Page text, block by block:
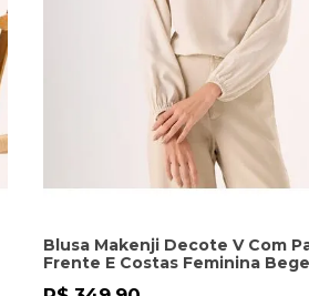
Blusa Makenji Decote V Com
Frente E Costas Feminina Bege